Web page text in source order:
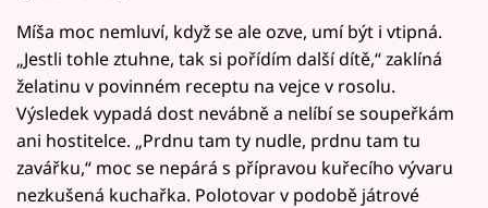
Míša moc nemluví, když se ale ozve, umí být i vtipná.
„Jestli tohle ztuhne, tak si pořídím další dítě,“ zaklíná
želatinu v povinném receptu na vejce v rosolu.
Výsledek vypadá dost nevábně a nelíbí se soupeřkám
ani hostitelce. „Prdnu tam ty nudle, prdnu tam tu
zavářku,“ moc se nepárá s přípravou kuřecího vývaru
nezkušená kuchařka. Polotovar v podobě játrové